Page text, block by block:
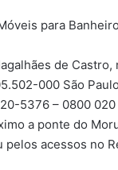
para
de Castro,
000 São
5376 – 0800
a ponte do
pelos acessos no